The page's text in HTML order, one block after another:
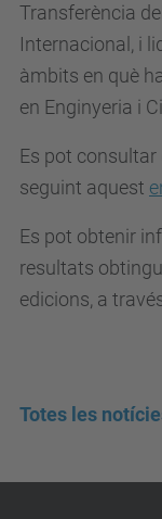
Transferència
Internacional, i
àmbits en què
en Enginyeria i
Es pot
seguint aquest
Es pot obtenir
resultats
edicions, a
Totes les